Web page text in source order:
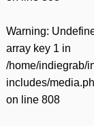
Warning:
array key 1 in
/home/indiegrab/
includes/
on line 808